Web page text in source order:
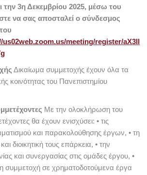
την 3η Δεκεμβρίου 2025, μέσω του
να σας αποσταλεί ο σύνδεσμος
us02web.zoom.us/meeting/register/aX3ll
Δικαίωμα συμμετοχής έχουν όλα τα
κοινότητας του Πανεπιστημίου
Με την ολοκλήρωση του
θα έχουν ενισχύσει: • τις
και παρακολούθησης έργων, • τη
διοικητική τους επάρκεια, • την
και συνεργασίας στις ομάδες έργου, •
συμμετοχή σε χρηματοδοτούμενα έργα